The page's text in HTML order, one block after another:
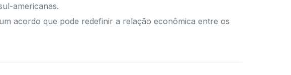
americanas.
acordo que pode redefinir a relação econômica entre os